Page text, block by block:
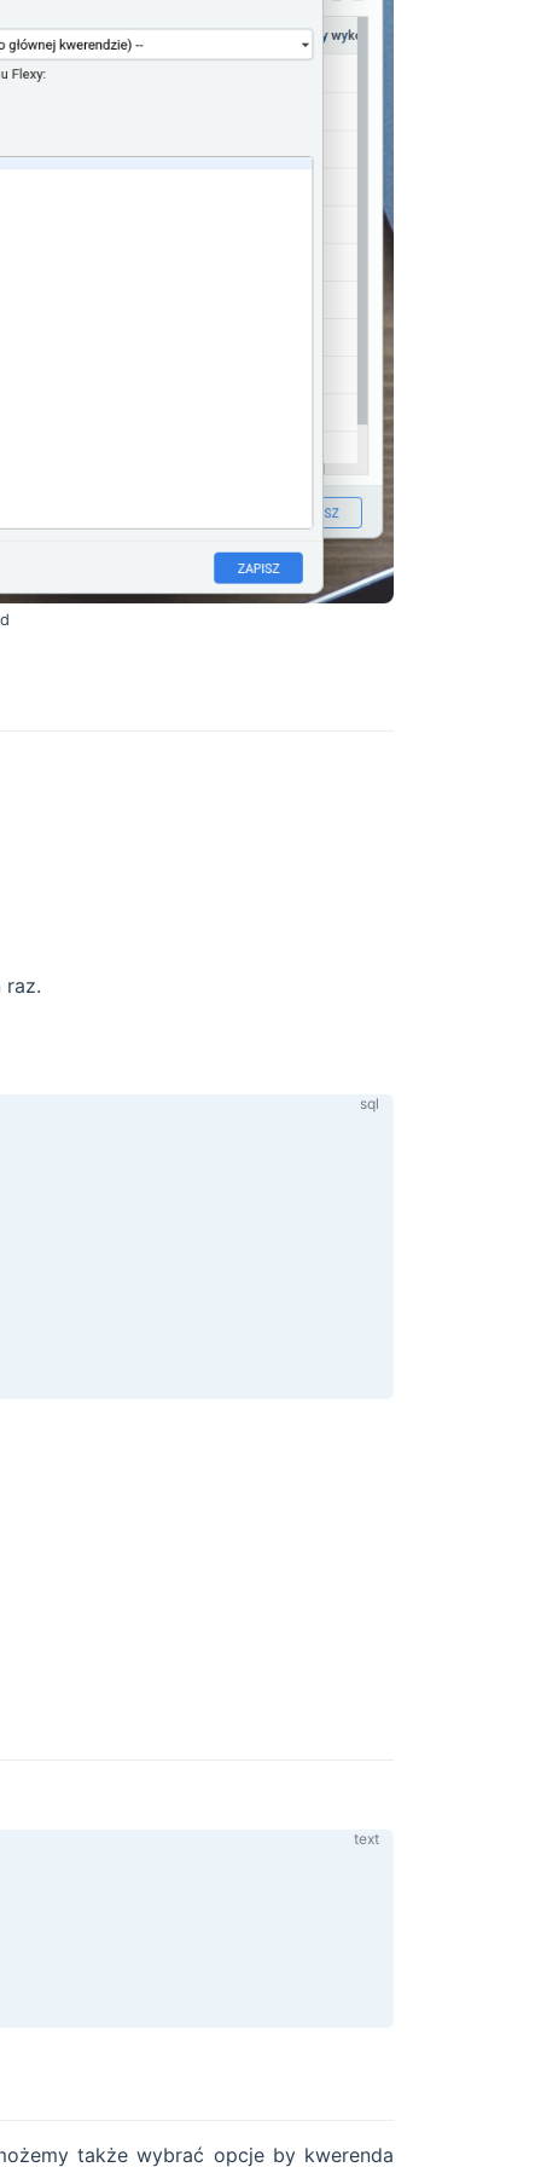
raz.
także wybrać opcje by kwerenda